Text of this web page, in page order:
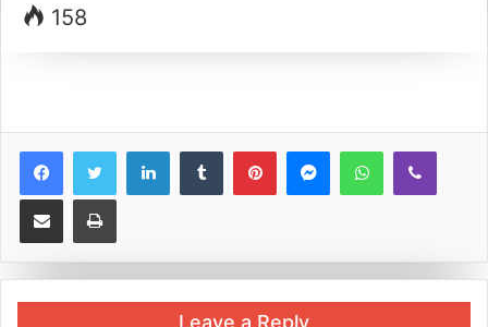
158
LinkedIn WhatsApp
Leave a Reply